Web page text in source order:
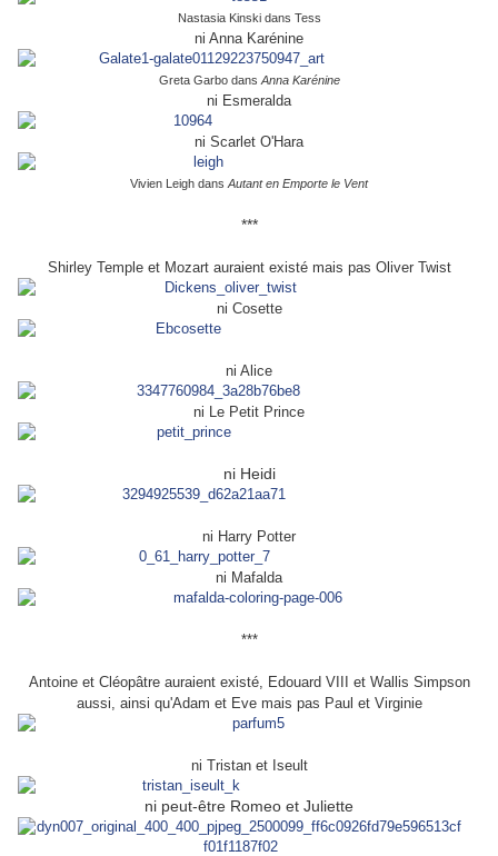
Nastasia Kinski dans Tess
ni Anna Karénine
Greta Garbo dans Anna Karénine
ni Esmeralda
ni Scarlet O'Hara
Vivien Leigh dans Autant en Emporte le Vent
***
Shirley Temple et Mozart auraient existé mais pas Oliver Twist
ni Cosette
ni Alice
ni Le Petit Prince
ni Heidi
ni Harry Potter
ni Mafalda
***
Antoine et Cléopâtre auraient existé, Edouard VIII et Wallis Simpson
aussi, ainsi qu'Adam et Eve mais pas Paul et Virginie
ni Tristan et Iseult
ni peut-être Romeo et Juliette